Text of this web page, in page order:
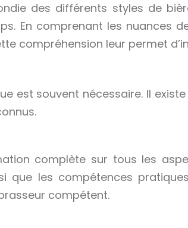
des différents styles de
En comprenant les nuances
compréhension leur permet
est souvent nécessaire. Il
complète sur tous les
les compétences
compétent.